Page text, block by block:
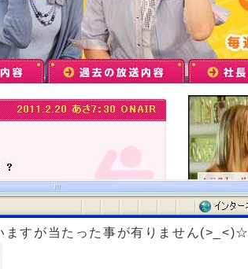
ますが当たった事が有りません(>_<)☆